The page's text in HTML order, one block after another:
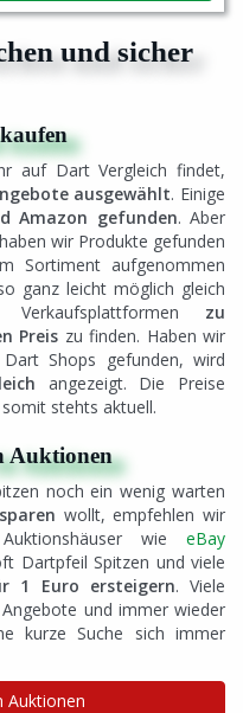
und sicher
auf Dart Vergleich findet,
ausgewählt. Einige
Amazon gefunden. Aber
wir Produkte gefunden
Sortiment aufgenommen
ganz leicht möglich gleich
zu
Preis zu finden. Haben wir
Shops gefunden, wird
angezeigt. Die Preise
stehts aktuell.
Auktionen
noch ein wenig warten
wollt, empfehlen wir
wie eBay
Dartpfeil Spitzen und viele
1 Euro ersteigern. Viele
und immer wieder
kurze Suche sich immer
Auktionen